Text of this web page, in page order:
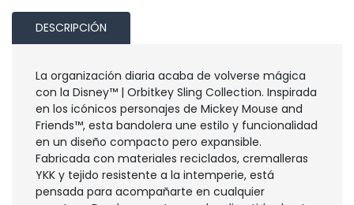
DESCRIPCIÓN
La organización diaria acaba de volverse mágica
con la Disney™ | Orbitkey Sling Collection. Inspirada
en los icónicos personajes de Mickey Mouse and
Friends™, esta bandolera une estilo y funcionalidad
en un diseño compacto pero expansible.
Fabricada con materiales reciclados, cremalleras
YKK y tejido resistente a la intemperie, está
pensada para acompañarte en cualquier